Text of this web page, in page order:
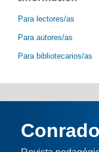
Para lectores/as
Para autores/as
Para bibliotecarios/as
Conrado